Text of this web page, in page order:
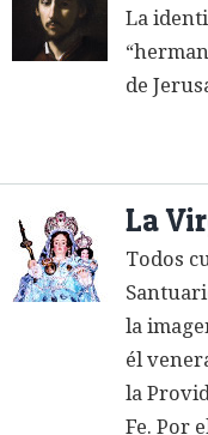
La
de
La
Todos
la
él
la
Fe. Por